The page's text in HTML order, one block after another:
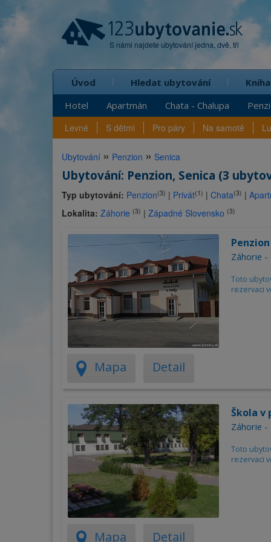
S námi najdete ubytování jedna, dvě, tři
Úvod
Hotel
Apartmán Chata - Chalupa
Hledat ubytování
Levné S dětmi Pro páry Na samotě
Ubytování » Penzion » Senica
Ubytování: Penzion, Senica (3
Typ ubytování: Penzion(3) | Privát(1) | Chata(3) |
Lokalita: Záhorie (3) | Západné Slovensko (3)
Záhorie -
Toto
rezervaci
Mapa Detail
Škola v
Záhorie -
Toto
rezervaci
Mapa Detail